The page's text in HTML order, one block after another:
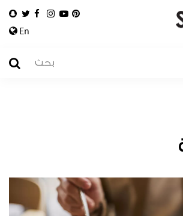
En